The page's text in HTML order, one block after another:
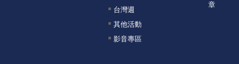
台灣週
其他活動
影音專區
章